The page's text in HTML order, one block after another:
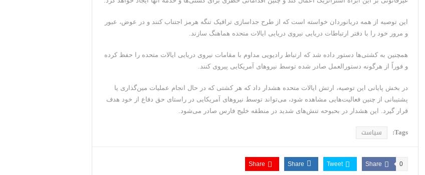
این توصیه از همه دریانوردان خواسته است که از طرح جداسازی ترافیک تنگه هرمز اجتناب کنند و در عوض، عبور
و مرور خود را با دفتر ارتباطات دریایی نیروی دریایی ایالات متحده هماهنگ سازند.
همچنین به کشتی‌ها دستور داده شد که ارتباط رادیویی مداوم با مقامات نیروی دریایی ایالات متحده را حفظ کرده
و فوراً از هرگونه دستورالعمل صادر شده توسط نیروهای آمریکایی پیروی کنند.
در بخش پایانی این توصیه، ارتش ایالات متحده هشدار داد که هر کشتی که در حال انجام عملیات مین‌گذاری یا
پشتیبانی از چنین فعالیت‌هایی مشاهده شود، می‌تواند توسط نیروهای آمریکایی در راستای حق دفاع از خود هدف
قرار گیرد. این هشدار در بحبوحه تنش‌های شدید در منطقه خلیج فارس صادر می‌شود.
Tags: سیاست
Share 0
Tweet
Share
Share